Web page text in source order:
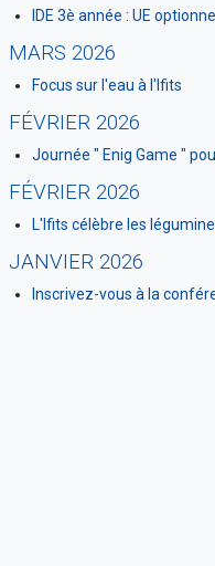
IDE 3è année : UE
MARS 2026
Focus sur l'eau à l'Ifits
FÉVRIER 2026
Journée " Enig Game "
FÉVRIER 2026
L'Ifits célèbre les
JANVIER 2026
Inscrivez-vous à la